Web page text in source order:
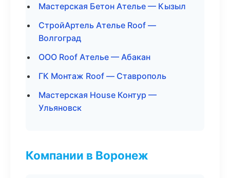
Мастерская Бетон Ателье — Кызыл
СтройАртель Ателье Roof —
Волгоград
ООО Roof Ателье — Абакан
ГК Монтаж Roof — Ставрополь
Мастерская House Контур —
Ульяновск
Компании в Воронеж